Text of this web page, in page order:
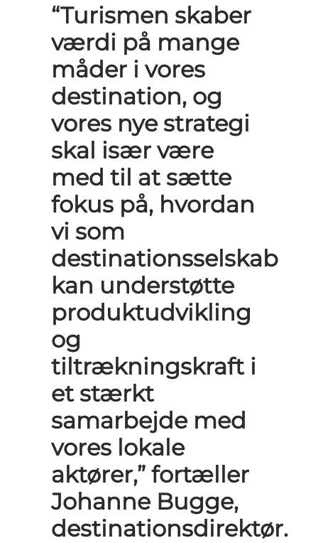
“Turismen skaber
værdi på mange
måder i vores
destination, og
vores nye strategi
skal især være
med til at sætte
fokus på, hvordan
vi som
destinationsselskab
kan understøtte
produktudvikling
og
tiltrækningskraft i
et stærkt
samarbejde med
vores lokale
aktører,” fortæller
Johanne Bugge,
destinationsdirektør.